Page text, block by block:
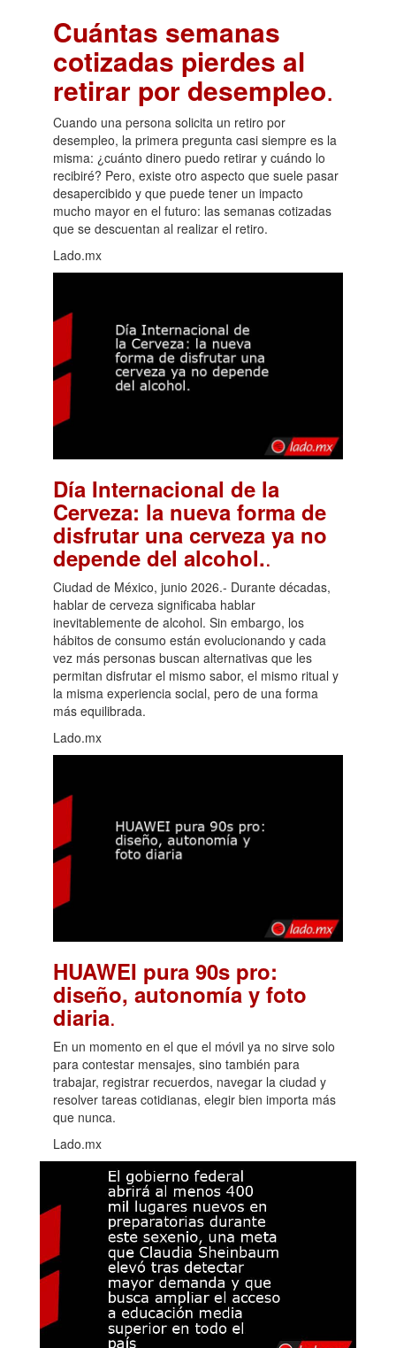
Cuántas semanas
cotizadas pierdes al
retirar por desempleo.
Cuando una persona solicita un retiro por
desempleo, la primera pregunta casi siempre es la
misma: ¿cuánto dinero puedo retirar y cuándo lo
recibiré? Pero, existe otro aspecto que suele pasar
desapercibido y que puede tener un impacto
mucho mayor en el futuro: las semanas cotizadas
que se descuentan al realizar el retiro.
Lado.mx
Día Internacional de la
Cerveza: la nueva forma de
disfrutar una cerveza ya no
depende del alcohol..
Ciudad de México, junio 2026.- Durante décadas,
hablar de cerveza significaba hablar
inevitablemente de alcohol. Sin embargo, los
hábitos de consumo están evolucionando y cada
vez más personas buscan alternativas que les
permitan disfrutar el mismo sabor, el mismo ritual y
la misma experiencia social, pero de una forma
más equilibrada.
Lado.mx
HUAWEI pura 90s pro:
diseño, autonomía y foto
diaria.
En un momento en el que el móvil ya no sirve solo
para contestar mensajes, sino también para
trabajar, registrar recuerdos, navegar la ciudad y
resolver tareas cotidianas, elegir bien importa más
que nunca.
Lado.mx